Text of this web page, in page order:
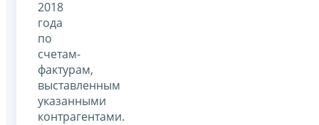
2018
года
по
счетам-
фактурам,
выставленным
указанными
контрагентами.